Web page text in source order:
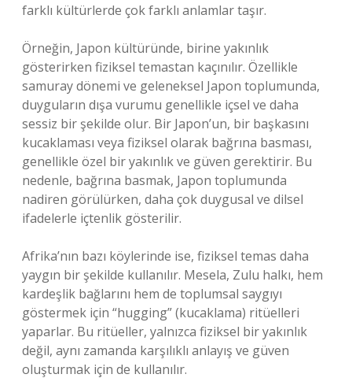
farklı kültürlerde çok farklı anlamlar taşır.
Örneğin, Japon kültüründe, birine yakınlık
gösterirken fiziksel temastan kaçınılır. Özellikle
samuray dönemi ve geleneksel Japon toplumunda,
duyguların dışa vurumu genellikle içsel ve daha
sessiz bir şekilde olur. Bir Japon’un, bir başkasını
kucaklaması veya fiziksel olarak bağrına basması,
genellikle özel bir yakınlık ve güven gerektirir. Bu
nedenle, bağrına basmak, Japon toplumunda
nadiren görülürken, daha çok duygusal ve dilsel
ifadelerle içtenlik gösterilir.
Afrika’nın bazı köylerinde ise, fiziksel temas daha
yaygın bir şekilde kullanılır. Mesela, Zulu halkı, hem
kardeşlik bağlarını hem de toplumsal saygıyı
göstermek için “hugging” (kucaklama) ritüelleri
yaparlar. Bu ritüeller, yalnızca fiziksel bir yakınlık
değil, aynı zamanda karşılıklı anlayış ve güven
oluşturmak için de kullanılır.